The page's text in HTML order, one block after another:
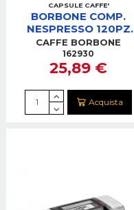
CAPSULE CAFFE'
BORBONE COMP.
NESPRESSO 120PZ
DECISA (NERA)
CAFFE BORBONE
162930
25,89 €
Acquista